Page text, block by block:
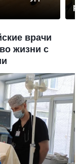
врачи
жизни с